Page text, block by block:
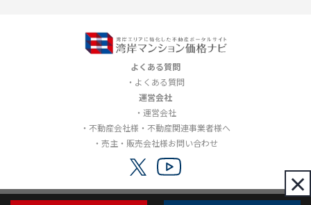
×
よくある質問
よくある質問
運営会社
運営会社
不動産会社様・不動産関連事業者様へ
売主・販売会社様お問い合わせ